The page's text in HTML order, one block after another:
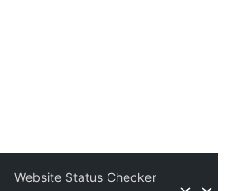
Website Status Checker